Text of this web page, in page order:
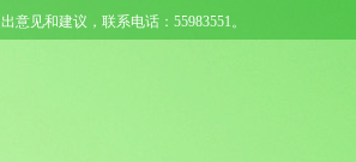
意见和建议，联系电话：55983551。